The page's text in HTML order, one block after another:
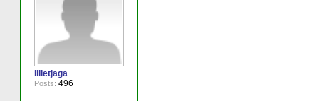
illletjaga
Posts: 496